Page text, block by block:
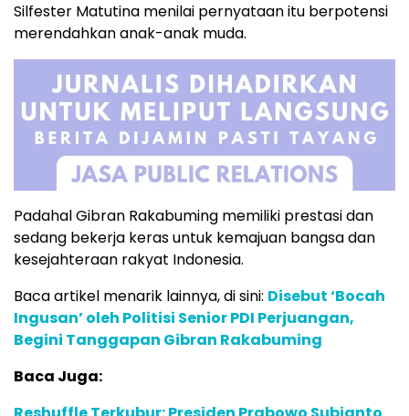
Silfester Matutina menilai pernyataan itu berpotensi
merendahkan anak-anak muda.
Padahal Gibran Rakabuming memiliki prestasi dan
sedang bekerja keras untuk kemajuan bangsa dan
kesejahteraan rakyat Indonesia.
Baca artikel menarik lainnya, di sini: Disebut ‘Bocah
Ingusan’ oleh Politisi Senior PDI Perjuangan,
Begini Tanggapan Gibran Rakabuming
Baca Juga: